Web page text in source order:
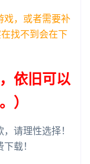
戏，或者需要补
找不到会在下
依旧可以
）
请理性选择！
载！